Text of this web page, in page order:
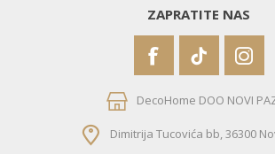
ZAPRATITE NAS
DecoHome DOO NOVI
Dimitrija Tucovića bb, 36300